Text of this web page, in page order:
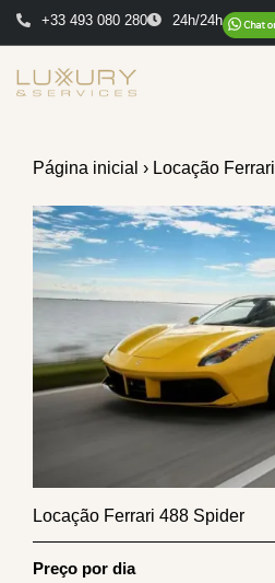
+33 493 080 280 24h/24h
Página inicial › Locação Ferrari
Locação Ferrari 488 Spider
Preço por dia